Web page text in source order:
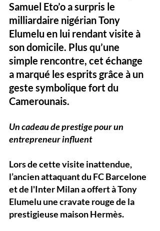
Samuel Eto’o a surpris le
milliardaire nigérian Tony
Elumelu en lui rendant visite à
son domicile. Plus qu’une
simple rencontre, cet échange
a marqué les esprits grâce à un
geste symbolique fort du
Camerounais.
Un cadeau de prestige pour un
entrepreneur influent
Lors de cette visite inattendue,
l’ancien attaquant du FC Barcelone
et de l'Inter Milan a offert à Tony
Elumelu une cravate rouge de la
prestigieuse maison Hermès.